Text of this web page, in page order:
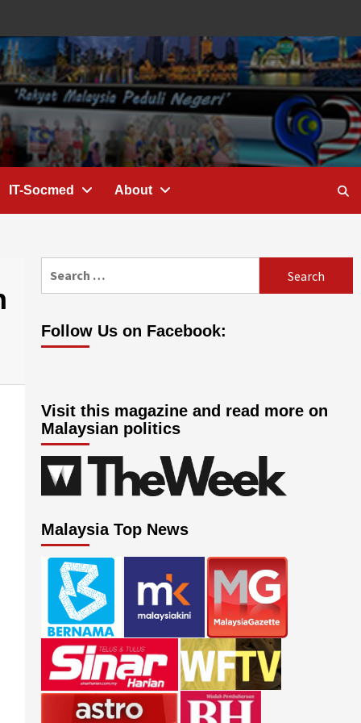
IT-Socmed About
Follow Us on Facebook:
Visit this magazine and read more on
Malaysian politics
Malaysia Top News